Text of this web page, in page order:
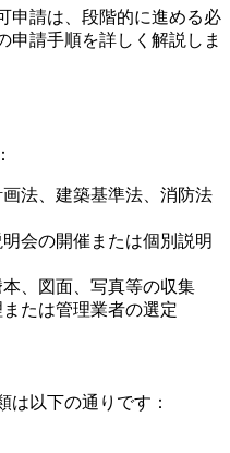
申請は、段階的に進める必
申請手順を詳しく解説しま
法、建築基準法、消防法
明会の開催または個別説明
本、図面、写真等の収集
または管理業者の選定
は以下の通りです：